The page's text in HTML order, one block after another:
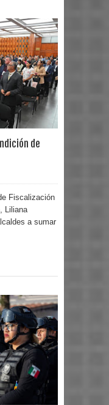
de
Fiscalización
Liliana
a sumar